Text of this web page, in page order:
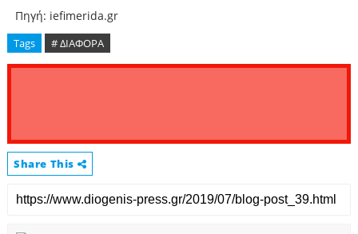
Πηγή: iefimerida.gr
Tags # ΔΙΑΦΟΡΑ
Share This